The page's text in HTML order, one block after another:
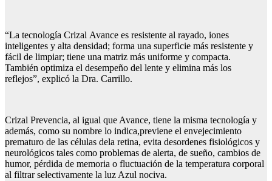
“La tecnología Crizal Avance es resistente al rayado, iones
inteligentes y alta densidad; forma una superficie más resistente y
fácil de limpiar; tiene una matriz más uniforme y compacta.
También optimiza el desempeño del lente y elimina más los
reflejos”, explicó la Dra. Carrillo.
Crizal Prevencia, al igual que Avance, tiene la misma tecnología y
además, como su nombre lo indica,previene el envejecimiento
prematuro de las células dela retina, evita desordenes fisiológicos y
neurológicos tales como problemas de alerta, de sueño, cambios de
humor, pérdida de memoria o fluctuación de la temperatura corporal
al filtrar selectivamente la luz Azul nociva.